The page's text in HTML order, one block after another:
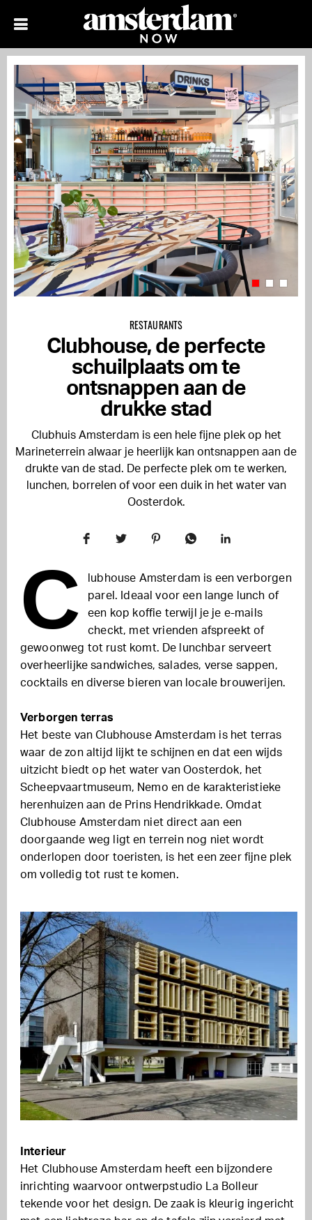
RESTAURANTS
Clubhouse, de perfecte
schuilplaats om te
ontsnappen aan de
drukke stad
Clubhuis Amsterdam is een hele fijne plek op het
Marineterrein alwaar je heerlijk kan ontsnappen aan de
drukte van de stad. De perfecte plek om te werken,
lunchen, borrelen of voor een duik in het water van
Oosterdok.
C
lubhouse Amsterdam is een verborgen
parel. Ideaal voor een lange lunch of
een kop koffie terwijl je je e-mails
checkt, met vrienden afspreekt of
gewoonweg tot rust komt. De lunchbar serveert
overheerlijke sandwiches, salades, verse sappen,
cocktails en diverse bieren van locale brouwerijen.
Verborgen terras
Het beste van Clubhouse Amsterdam is het terras
waar de zon altijd lijkt te schijnen en dat een wijds
uitzicht biedt op het water van Oosterdok, het
Scheepvaartmuseum, Nemo en de karakteristieke
herenhuizen aan de Prins Hendrikkade. Omdat
Clubhouse Amsterdam niet direct aan een
doorgaande weg ligt en terrein nog niet wordt
onderlopen door toeristen, is het een zeer fijne plek
om volledig tot rust te komen.
Interieur
Het Clubhouse Amsterdam heeft een bijzondere
inrichting waarvoor ontwerpstudio La Bolleur
tekende voor het design. De zaak is kleurig ingericht